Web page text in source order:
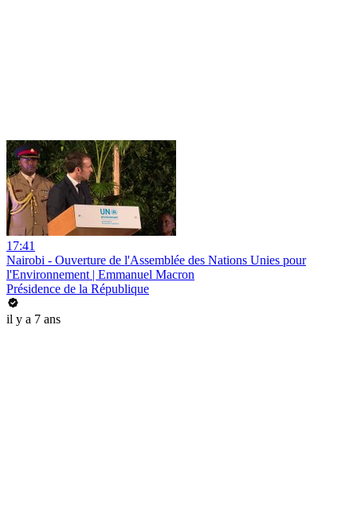
17:41
Nairobi - Ouverture de l'Assemblée des Nations Unies pour
l'Environnement | Emmanuel Macron
Présidence de la République
il y a 7 ans